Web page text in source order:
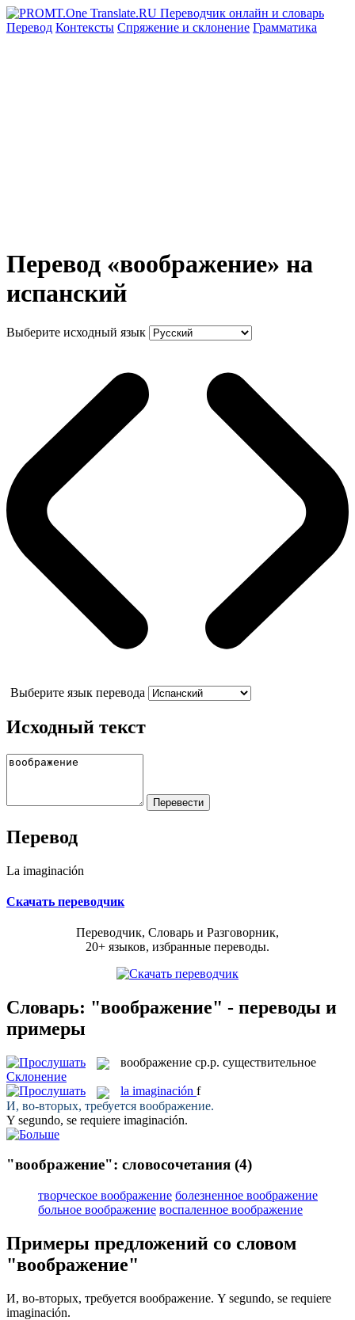
Перевод Контексты Спряжение и склонение Грамматика
Перевод «воображение» на
испанский
Выберите исходный язык
Выберите язык перевода
Исходный текст
Перевод
La imaginación
Скачать переводчик
Переводчик, Словарь и Разговорник,
20+ языков, избранные переводы.
Словарь: "воображение" - переводы и
примеры
воображение ср.р. существительное
Склонение
la imaginación f
И, во-вторых, требуется воображение.
Y segundo, se requiere imaginación.
"воображение": словосочетания (4)
творческое воображение болезненное воображение
больное воображение воспаленное воображение
Примеры предложений со словом
"воображение"
И, во-вторых, требуется воображение. Y segundo, se requiere
imaginación.